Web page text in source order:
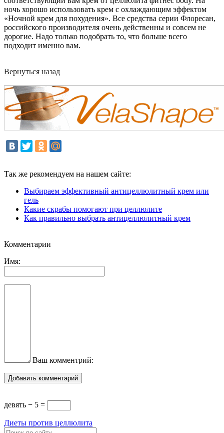
ночь хорошо использовать крем с охлаждающим эффектом
«Ночной крем для похудения». Все средства серии Флоресан,
российского производителя очень действенны и совсем не
дорогие. Надо только подобрать то, что больше всего
подходит именно вам.
Вернуться назад
Так же рекомендуем на нашем сайте:
Выбираем эффективный антицеллюлитный крем или
гель
Какие скрабы помогают при целлюлите
Как правильно выбрать антицеллюлитный крем
Комментарии
Имя:
Ваш комментрий:
девять − 5 =
Диеты против целлюлита